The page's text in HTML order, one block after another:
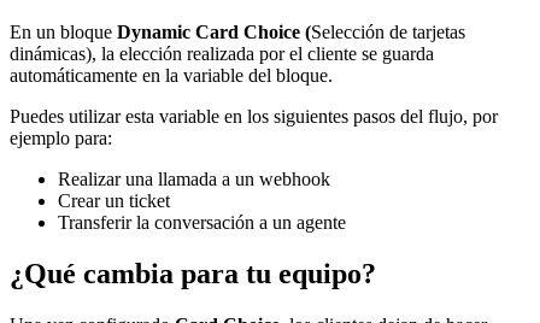
En un bloque Dynamic Card Choice (Selección de tarjetas
dinámicas), la elección realizada por el cliente se guarda
automáticamente en la variable del bloque.
Puedes utilizar esta variable en los siguientes pasos del flujo, por
ejemplo para:
Realizar una llamada a un webhook
Crear un ticket
Transferir la conversación a un agente
¿Qué cambia para tu equipo?